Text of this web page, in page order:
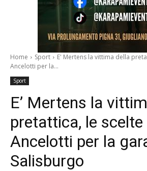
Home Sport
E' Mertens la vittima della
Ancelotti per la...
Sport
E’ Mertens la
pretattica, le scelte
Ancelotti per la
Salisburgo